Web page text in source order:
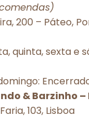
de
experiências,
e/ou acessar
comportamento de
ou a retirada do
recursos e
Aceitar todos
cliente:
esgotado e
200 – Páteo,
quinta, sexta e
& Barzinho –
103, Lisboa